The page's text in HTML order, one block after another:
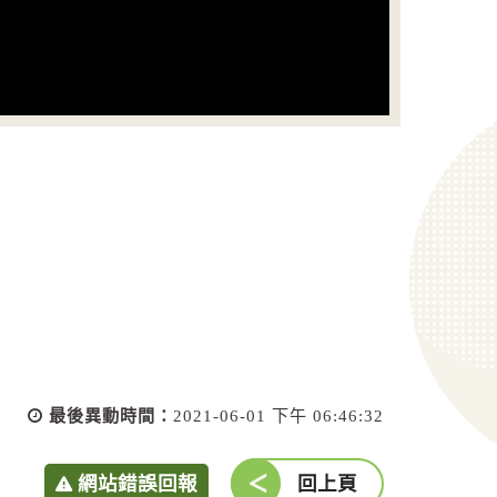
最後異動時間： 2021-06-01 下午 06:46:32
網站錯誤回報 回上頁